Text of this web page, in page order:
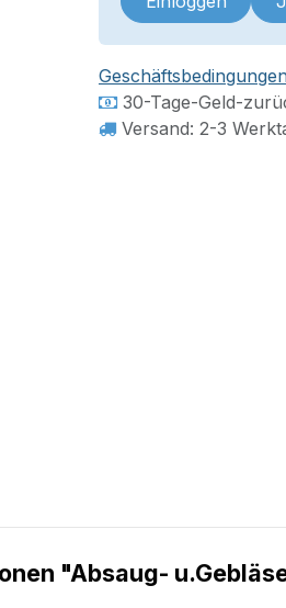
30-Tage-Geld-
Versand: 2-3
"Absaug-